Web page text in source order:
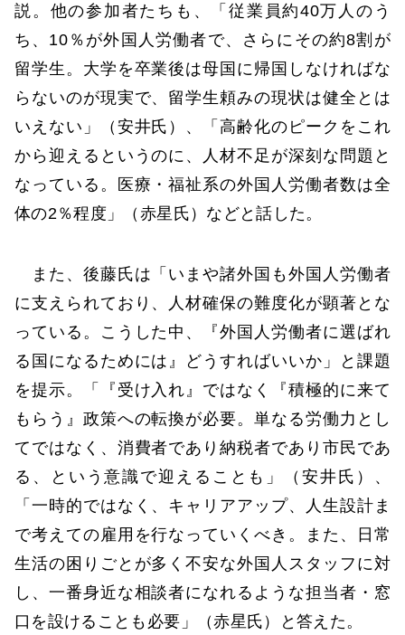
説。他の参加者たちも、「従業員約40万人のう
ち、10％が外国人労働者で、さらにその約8割が
留学生。大学を卒業後は母国に帰国しなければな
らないのが現実で、留学生頼みの現状は健全とは
いえない」（安井氏）、「高齢化のピークをこれ
から迎えるというのに、人材不足が深刻な問題と
なっている。医療・福祉系の外国人労働者数は全
体の2％程度」（赤星氏）などと話した。
また、後藤氏は「いまや諸外国も外国人労働者
に支えられており、人材確保の難度化が顕著とな
っている。こうした中、『外国人労働者に選ばれ
る国になるためには』どうすればいいか」と課題
を提示。「『受け入れ』ではなく『積極的に来て
もらう』政策への転換が必要。単なる労働力とし
てではなく、消費者であり納税者であり市民であ
る、という意識で迎えることも」（安井氏）、
「一時的ではなく、キャリアアップ、人生設計ま
で考えての雇用を行なっていくべき。また、日常
生活の困りごとが多く不安な外国人スタッフに対
し、一番身近な相談者になれるような担当者・窓
口を設けることも必要」（赤星氏）と答えた。